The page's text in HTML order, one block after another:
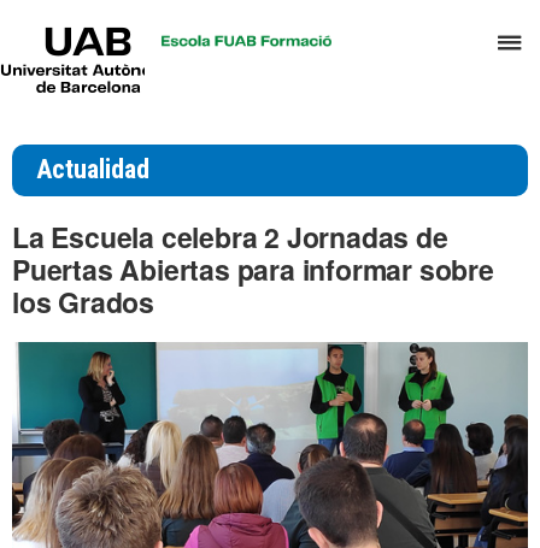
Universitat
Actualidad
La Escuela celebra 2 Jornadas de
Puertas Abiertas para informar sobre
los Grados